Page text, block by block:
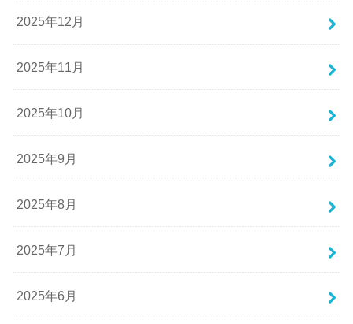
2025年12月
2025年11月
2025年10月
2025年9月
2025年8月
2025年7月
2025年6月